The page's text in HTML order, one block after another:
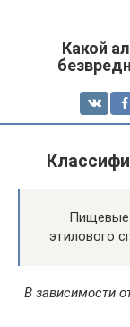
Какой
Пищевые
этилового
В зависимости